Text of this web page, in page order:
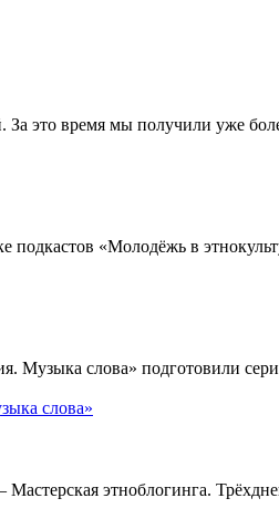
это время мы получили уже
подкастов «Молодёжь в
Музыка слова» подготовили
слова»
этноблогинга.